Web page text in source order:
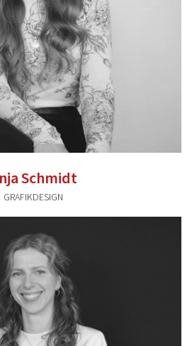
Schmidt
GRAFIKDESIGN
kommunikation.de
0941 591896 46